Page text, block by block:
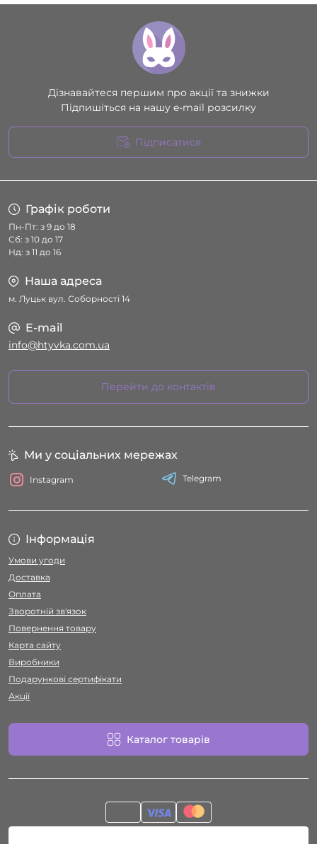
Дізнавайтеся першим про акції та знижки
Підпишіться на нашу e-mail розсилку
Підписатися
Графік роботи
Пн-Пт: з 9 до 18
Сб: з 10 до 17
Нд: з 11 до 16
Наша адреса
м. Луцьк вул. Соборності 14
E-mail
info@htyvka.com.ua
Перейти до контактів
Інформація
Умови угоди
Доставка
Оплата
Зворотній зв'язок
Повернення товару
Карта сайту
Виробники
Подарункові сертифікати
Акції
Каталог товарів
Ми у соціальних мережах
Instagram Telegram